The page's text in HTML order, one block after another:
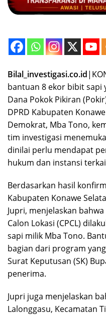
Bilal_investigasi.co.id
bantuan 8 ekor bibit sapi
Dana Pokok Pikiran
DPRD Kabupaten
Demokrat, Mba Tono,
tim investigasi
dinilai perlu mendapat
hukum dan instansi
Berdasarkan hasil
Kabupaten Konawe
Jupri, menjelaskan
Calon Lokasi (CPCL)
sapi milik Mba Tono.
bagian dari program
Surat Keputusan (SK)
penerima.
Jupri juga menjelaskan
Lalonggasu, Kecamatan